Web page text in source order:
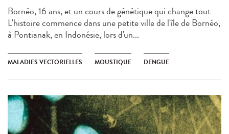
Bornéo, 16 ans, et un cours de génétique qui change tout
L'histoire commence dans une petite ville de l'île de Bornéo,
à Pontianak, en Indonésie, lors d'un...
MALADIES VECTORIELLES MOUSTIQUE DENGUE